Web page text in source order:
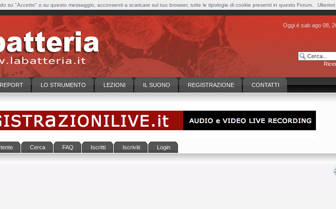
Oggi è sab ago 08,
LO STRUMENTO LEZIONI IL SUONO REGISTRAZIONE CONTATTI
Cerca FAQ Iscritti Iscriviti Login
su "Accetto" o su questo messaggio, acconsenti a scaricare sul tuo browser, tutte le tipologie di cookie presenti in questo Forum.